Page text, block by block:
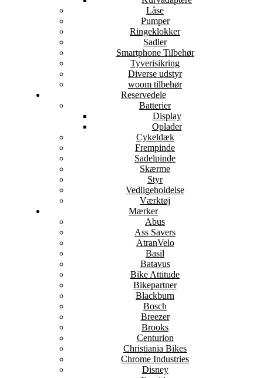
Låse
Pumper
Ringeklokker
Sadler
Smartphone Tilbehør
Tyverisikring
Diverse udstyr
woom tilbehør
Reservedele
Batterier
Display
Oplader
Cykeldæk
Frempinde
Sadelpinde
Skærme
Styr
Vedligeholdelse
Værktøj
Mærker
Abus
Ass Savers
AtranVelo
Basil
Batavus
Bike Attitude
Bikepartner
Blackburn
Bosch
Breezer
Brooks
Centurion
Christiania Bikes
Chrome Industries
Disney